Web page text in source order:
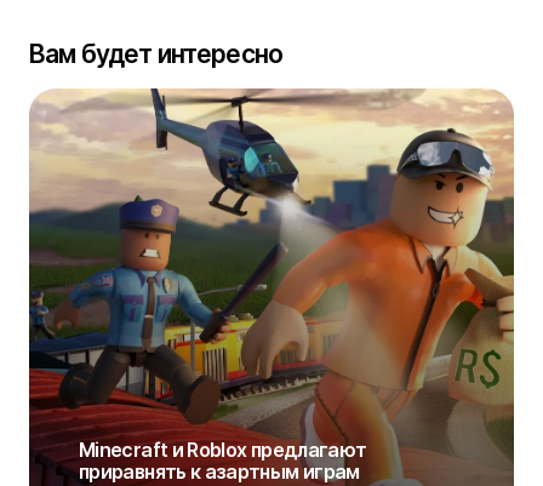
Вам будет интересно
Minecraft и Roblox предлагают
приравнять к азартным играм